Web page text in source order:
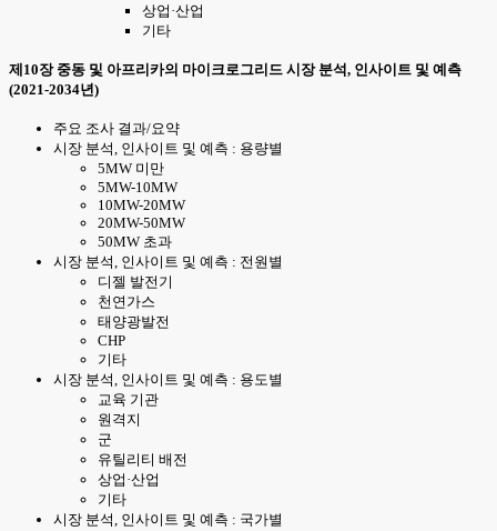
상업·산업
기타
제10장 중동 및 아프리카의 마이크로그리드 시장 분석, 인사이트 및 예측
(2021-2034년)
주요 조사 결과/요약
시장 분석, 인사이트 및 예측 : 용량별
5MW 미만
5MW-10MW
10MW-20MW
20MW-50MW
50MW 초과
시장 분석, 인사이트 및 예측 : 전원별
디젤 발전기
천연가스
태양광발전
CHP
기타
시장 분석, 인사이트 및 예측 : 용도별
교육 기관
원격지
군
유틸리티 배전
상업·산업
기타
시장 분석, 인사이트 및 예측 : 국가별